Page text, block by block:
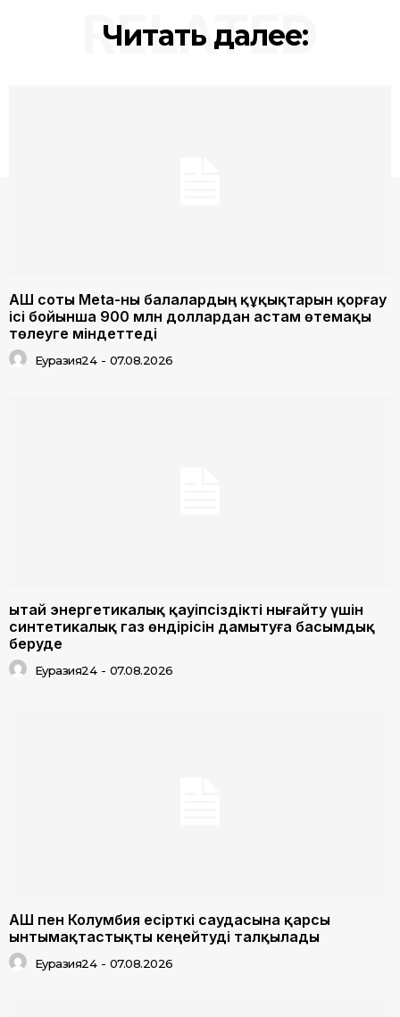
Читать далее:
RELATED
АҚШ соты Meta-ны балалардың құқықтарын қорғау
ісі бойынша 900 млн доллардан астам өтемақы
төлеуге міндеттеді
Еуразия24 - 07.08.2026
Қытай энергетикалық қауіпсіздікті нығайту үшін
синтетикалық газ өндірісін дамытуға басымдық
беруде
Еуразия24 - 07.08.2026
АҚШ пен Колумбия есірткі саудасына қарсы
ынтымақтастықты кеңейтуді талқылады
Еуразия24 - 07.08.2026